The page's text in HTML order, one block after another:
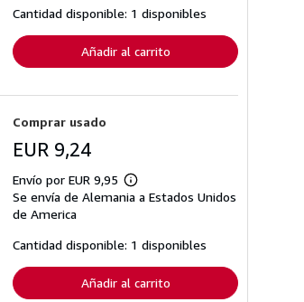
tarifas
de
envío
Cantidad disponible: 1 disponibles
Añadir al carrito
Comprar usado
EUR 9,24
Envío por EUR 9,95
Más
información
tarifas
de
envío
Se envía de Alemania a Estados Unidos
de America
Cantidad disponible: 1 disponibles
Añadir al carrito